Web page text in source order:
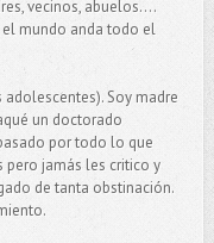
vecinos, abuelos....
mundo anda todo el
Soy madre
un doctorado
por todo lo que
jamás les critico y
de tanta obstinación.